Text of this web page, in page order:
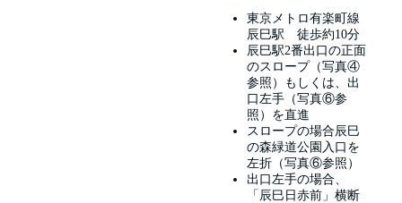
東京メトロ有楽町線
辰巳駅 徒歩約10分
辰巳駅2番出口の正面
のスロープ（写真④
参照）もしくは、出
口左手（写真⑥参
照）を直進
スロープの場合辰巳
の森緑道公園入口を
左折（写真⑥参照）
出口左手の場合、
「辰巳日赤前」横断